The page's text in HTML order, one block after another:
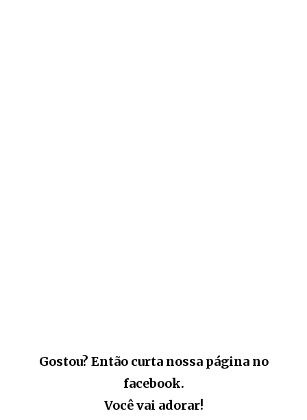
Gostou? Então curta nossa página no
facebook.
Você vai adorar!